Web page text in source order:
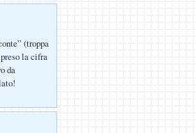
(troppa
la cifra
da